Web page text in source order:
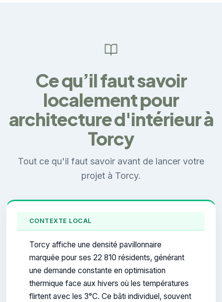
Ce qu’il faut savoir
localement pour
architecture d'intérieur à
Torcy
Tout ce qu'il faut savoir avant de lancer votre
projet à Torcy.
CONTEXTE LOCAL
Torcy affiche une densité pavillonnaire
marquée pour ses 22 810 résidents, générant
une demande constante en optimisation
thermique face aux hivers où les températures
flirtent avec les 3°C. Ce bâti individuel, souvent